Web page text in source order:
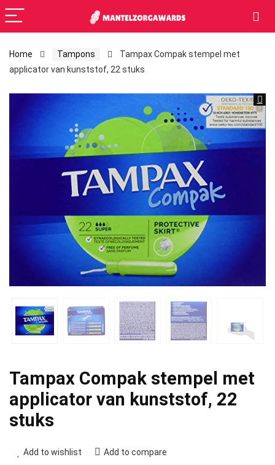
Home Tampons
Tampax Compak stempel met
applicator van kunststof, 22 stuks
Tampax Compak stempel met
applicator van kunststof, 22
stuks
Add to wishlist Add to compare